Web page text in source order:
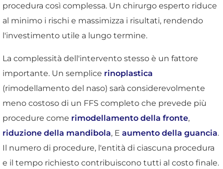
procedura così complessa. Un chirurgo esperto riduce
al minimo i rischi e massimizza i risultati, rendendo
l'investimento utile a lungo termine.
La complessità dell'intervento stesso è un fattore
importante. Un semplice rinoplastica
(rimodellamento del naso) sarà considerevolmente
meno costoso di un FFS completo che prevede più
procedure come rimodellamento della fronte,
riduzione della mandibola, E aumento della guancia.
Il numero di procedure, l'entità di ciascuna procedura
e il tempo richiesto contribuiscono tutti al costo finale.